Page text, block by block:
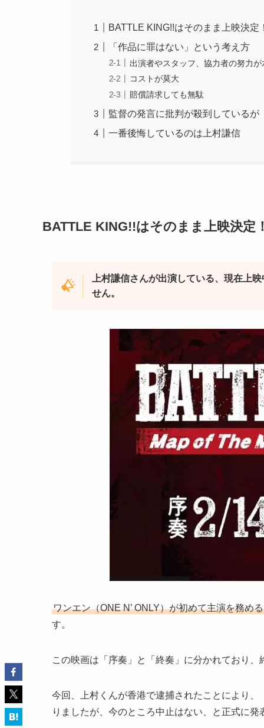
BATTLE KING!!はそのまま上映決定
「作品に罪はない」という考え方
出演者やスタッフ、協力者の努力が
コストが莫大
賠償請求しても無駄
監督の発言に批判が殺到しているが
一番後悔しているのは上村謙信
BATTLE KING!!はそのまま上映決定
上村謙信さんが出演している、現在上
せん。
ワンエン（ONE N’ ONLY）が初めて主演を務め
す。
この映画は「序奏」と「終奏」に分かれており
今回、上村くんが香港で逮捕されたことにより
りましたが、今のところ中止はない、と正式に発